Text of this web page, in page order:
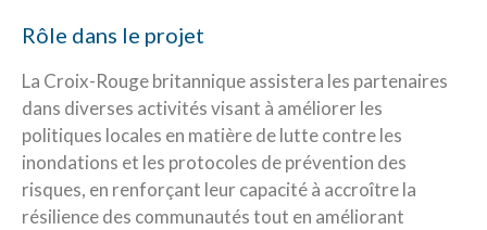
Rôle dans le projet
La Croix-Rouge britannique assistera les partenaires
dans diverses activités visant à améliorer les
politiques locales en matière de lutte contre les
inondations et les protocoles de prévention des
risques, en renforçant leur capacité à accroître la
résilience des communautés tout en améliorant